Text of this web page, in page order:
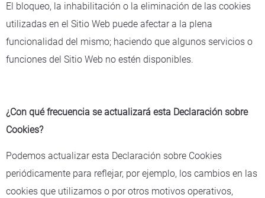
El bloqueo, la inhabilitación o la eliminación de las cookies
utilizadas en el Sitio Web puede afectar a la plena
funcionalidad del mismo; haciendo que algunos servicios o
funciones del Sitio Web no estén disponibles.
¿Con qué frecuencia se actualizará esta Declaración sobre
Cookies?
Podemos actualizar esta Declaración sobre Cookies
periódicamente para reflejar, por ejemplo, los cambios en las
cookies que utilizamos o por otros motivos operativos,